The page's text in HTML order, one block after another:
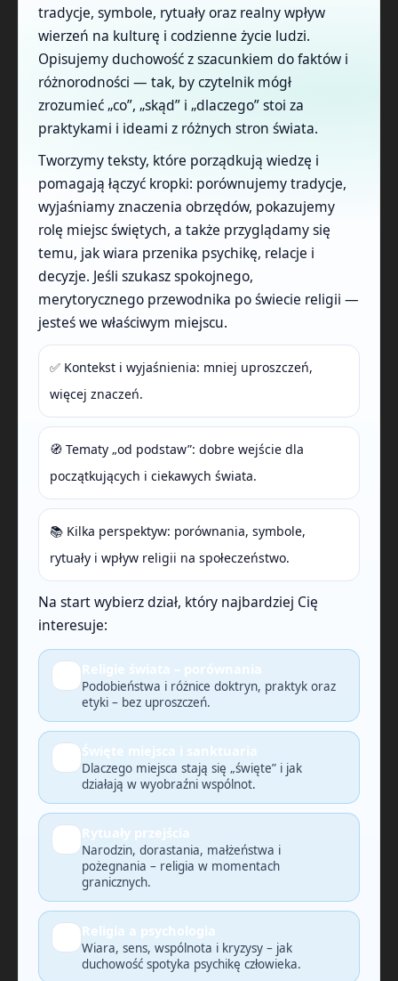
tradycje, symbole, rytuały oraz realny wpływ
wierzeń na kulturę i codzienne życie ludzi.
Opisujemy duchowość z szacunkiem do faktów i
różnorodności — tak, by czytelnik mógł
zrozumieć „co”, „skąd” i „dlaczego” stoi za
praktykami i ideami z różnych stron świata.
Tworzymy teksty, które porządkują wiedzę i
pomagają łączyć kropki: porównujemy tradycje,
wyjaśniamy znaczenia obrzędów, pokazujemy
rolę miejsc świętych, a także przyglądamy się
temu, jak wiara przenika psychikę, relacje i
decyzje. Jeśli szukasz spokojnego,
merytorycznego przewodnika po świecie religii —
jesteś we właściwym miejscu.
✅ Kontekst i wyjaśnienia: mniej uproszczeń,
więcej znaczeń.
🧭 Tematy „od podstaw”: dobre wejście dla
początkujących i ciekawych świata.
📚 Kilka perspektyw: porównania, symbole,
rytuały i wpływ religii na społeczeństwo.
Na start wybierz dział, który najbardziej Cię
interesuje:
Religie świata – porównania
Podobieństwa i różnice doktryn, praktyk oraz
etyki – bez uproszczeń.
Święte miejsca i sanktuaria
Dlaczego miejsca stają się „święte” i jak
działają w wyobraźni wspólnot.
Rytuały przejścia
Narodzin, dorastania, małżeństwa i
pożegnania – religia w momentach
granicznych.
Religia a psychologia
Wiara, sens, wspólnota i kryzysy – jak
duchowość spotyka psychikę człowieka.